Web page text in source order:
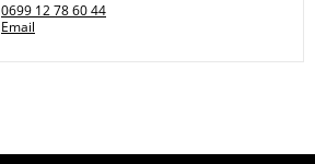
0699 12 78 60 44
Email